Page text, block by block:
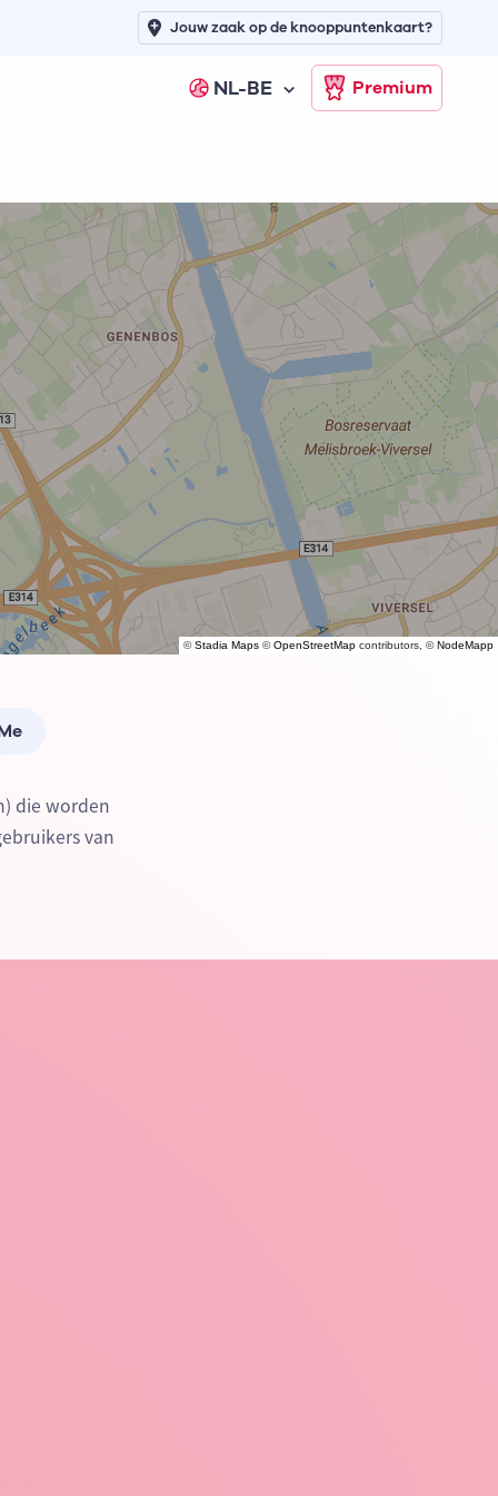
NL-BE Premium
Jouw zaak op de knooppuntenkaart?
©Stadia Maps ©OpenStreetMap contributors, ©NodeMapp
die worden
van